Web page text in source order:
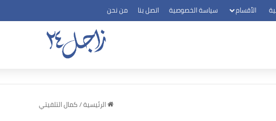
الأقسام سياسة الخصوصية اتصل بنا من نحن
الرئيسية/كمال التلفيتي